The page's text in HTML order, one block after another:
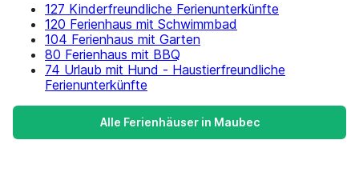
127 Kinderfreundliche Ferienunterkünfte
120 Ferienhaus mit Schwimmbad
104 Ferienhaus mit Garten
80 Ferienhaus mit BBQ
74 Urlaub mit Hund - Haustierfreundliche
Ferienunterkünfte
Alle Ferienhäuser in Maubec